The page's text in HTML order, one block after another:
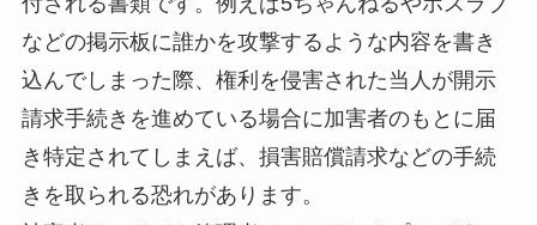
などの掲示板に誰かを攻撃するような内容を書き
込んでしまった際、権利を侵害された当人が開示
請求手続きを進めている場合に加害者のもとに届
き特定されてしまえば、損害賠償請求などの手続
きを取られる恐れがあります。